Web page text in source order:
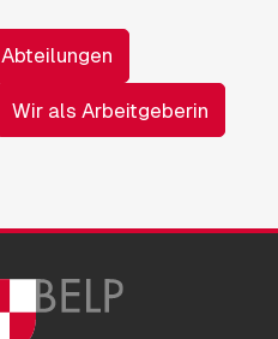
Abteilungen
Wir als Arbeitgeberin